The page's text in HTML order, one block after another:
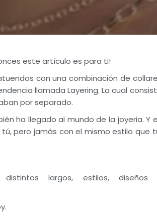
este artículo es para ti!
con una combinación de
llamada Layering. La cual
por separado.
ha llegado al mundo de la joyeria. Y
pero jamás con el mismo estilo que
largos, estilos, diseños